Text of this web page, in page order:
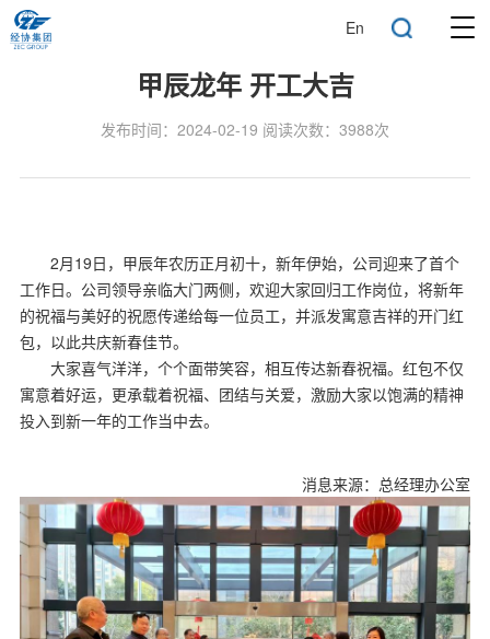
En
甲辰龙年 开工大吉
发布时间：2024-02-19 阅读次数：3988次
2月19日，甲辰年农历正月初十，新年伊始，公司迎来了首个
工作日。公司领导亲临大门两侧，欢迎大家回归工作岗位，将新年
的祝福与美好的祝愿传递给每一位员工，并派发寓意吉祥的开门红
包，以此共庆新春佳节。
大家喜气洋洋，个个面带笑容，相互传达新春祝福。红包不仅
寓意着好运，更承载着祝福、团结与关爱，激励大家以饱满的精神
投入到新一年的工作当中去。
消息来源：总经理办公室